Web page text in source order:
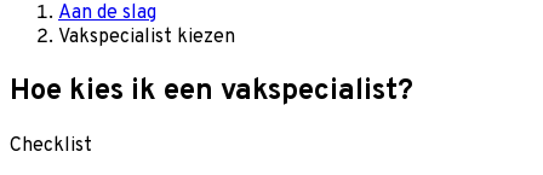
Aan de slag
Vakspecialist kiezen
Hoe kies ik een vakspecialist?
Checklist